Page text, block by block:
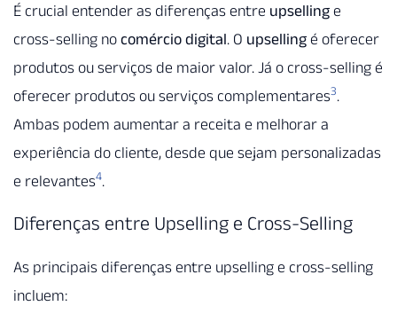
É crucial entender as diferenças entre upsellinge
cross-selling no comércio digital. O upsellingé oferecer
produtos ou serviços de maior valor. Já o cross-selling é
oferecer produtos ou serviços complementares3.
Ambas podem aumentar a receita e melhorar a
experiência do cliente, desde que sejam personalizadas
e relevantes4.
Diferenças entre Upselling e Cross-Selling
As principais diferenças entre upselling e cross-selling
incluem: